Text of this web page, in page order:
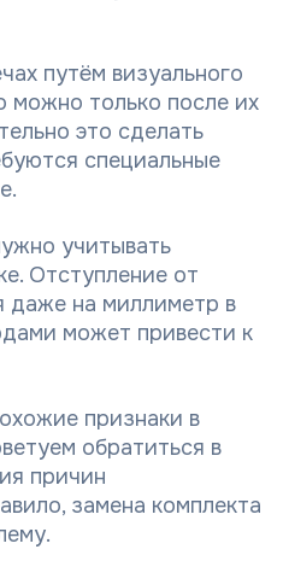
путём визуального
можно только после их
это сделать
специальные
учитывать
Отступление от
даже на миллиметр в
может привести к
признаки в
обратиться в
причин
замена комплекта